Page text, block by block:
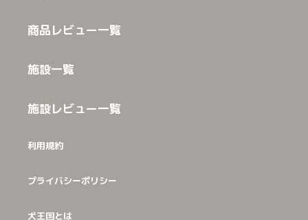
商品レビュー一覧
施設一覧
施設レビュー一覧
利用規約
プライバシーポリシー
犬王国とは